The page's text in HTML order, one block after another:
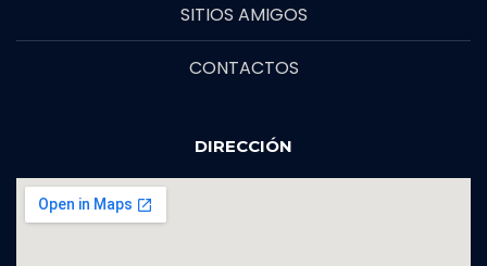
SITIOS AMIGOS
CONTACTOS
DIRECCIÓN